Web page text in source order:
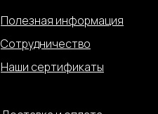
Полезная информация
Сотрудничество
Наши сертификаты